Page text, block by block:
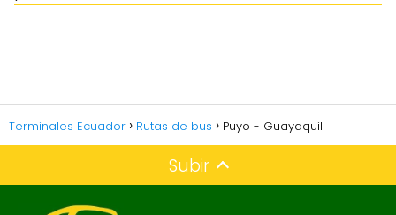
Terminales Ecuador Rutas de bus Puyo - Guayaquil
Subir